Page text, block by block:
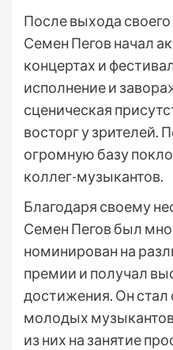
После выхода
Семен Пегов начал
концертах и
исполнение и
сценическая
восторг у зрителей.
огромную базу
коллег-музыкантов.
Благодаря своему
Семен Пегов был
номинирован на
премии и получал
достижения. Он
молодых
из них на занятие